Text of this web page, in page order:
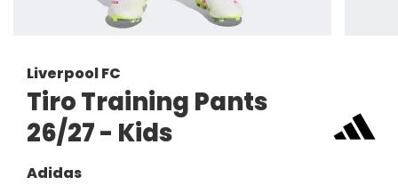
Liverpool FC
Tiro Training Pants
26/27 - Kids
Adidas